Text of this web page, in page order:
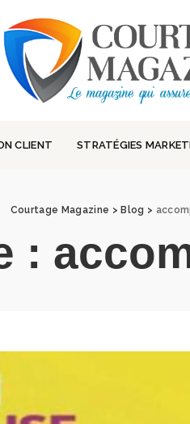
CLIENT STRATÉGIES
Courtage Magazine > Blog >
: